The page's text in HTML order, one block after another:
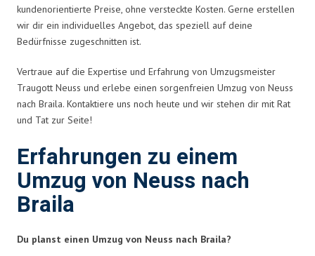
kundenorientierte Preise, ohne versteckte Kosten. Gerne erstellen
wir dir ein individuelles Angebot, das speziell auf deine
Bedürfnisse zugeschnitten ist.
Vertraue auf die Expertise und Erfahrung von Umzugsmeister
Traugott Neuss und erlebe einen sorgenfreien Umzug von Neuss
nach Braila. Kontaktiere uns noch heute und wir stehen dir mit Rat
und Tat zur Seite!
Erfahrungen zu einem
Umzug von Neuss nach
Braila
Du planst einen Umzug von Neuss nach Braila?